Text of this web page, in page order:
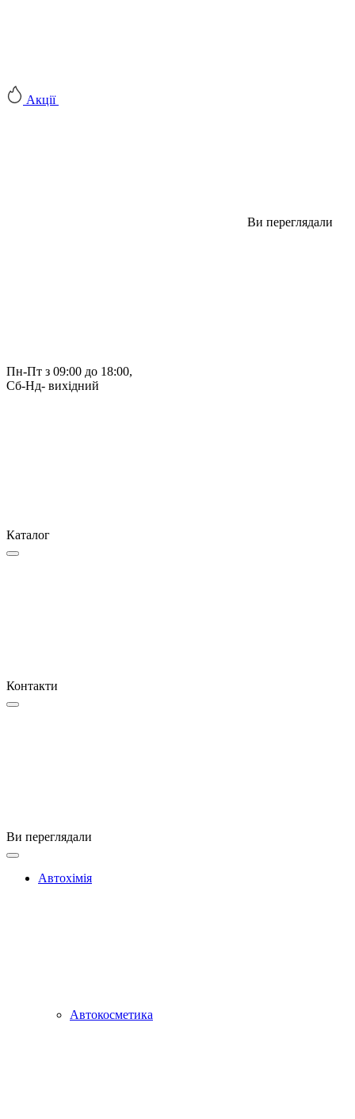
Акції
Ви переглядали
Пн-Пт з 09:00 до 18:00,
Сб-Нд- вихідний
Каталог
Контакти
Ви переглядали
Автохімія
Автокосметика